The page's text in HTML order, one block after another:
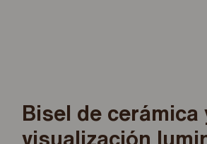
Bisel de cerámica
visualización